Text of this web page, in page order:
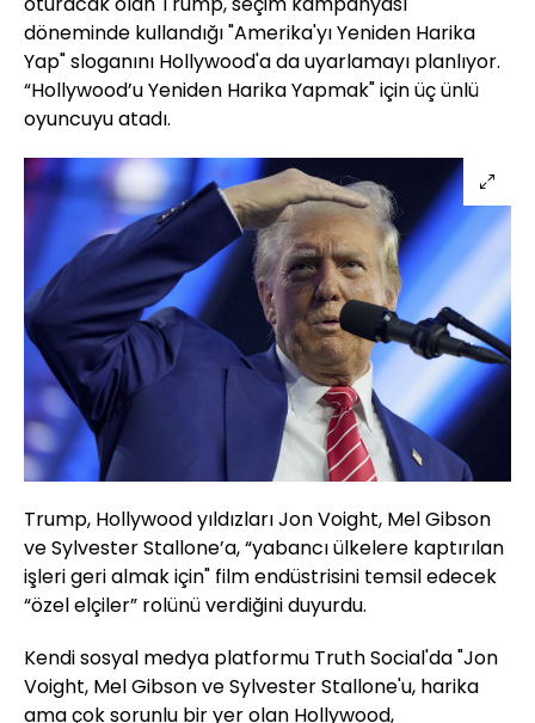
döneminde kullandığı "Amerika'yı Yeniden Harika
Yap" sloganını Hollywood'a da uyarlamayı planlıyor.
“Hollywood’u Yeniden Harika Yapmak" için üç ünlü
oyuncuyu atadı.
Trump, Hollywood yıldızları Jon Voight, Mel Gibson
ve Sylvester Stallone’a, “yabancı ülkelere kaptırılan
işleri geri almak için" film endüstrisini temsil edecek
“özel elçiler” rolünü verdiğini duyurdu.
Kendi sosyal medya platformu Truth Social'da "Jon
Voight, Mel Gibson ve Sylvester Stallone'u, harika
ama çok sorunlu bir yer olan Hollywood,